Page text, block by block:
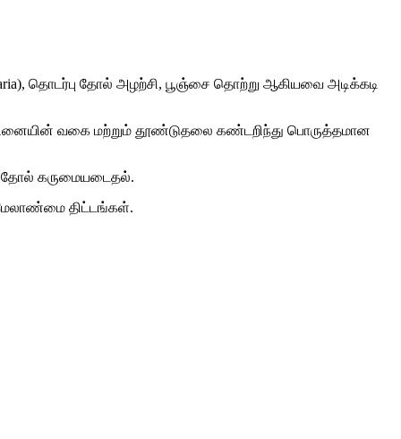
தொடர்பு தோல் அழற்சி, பூஞ்சை தொற்று ஆகியவை அடிக்கடி
வகை மற்றும் தூண்டுதலை கண்டறிந்து பொருத்தமான
தோல் கருமையடைதல்.
மேலாண்மை திட்டங்கள்.